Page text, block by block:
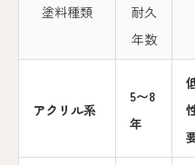
塗料種類
耐久
年数
アクリル系
5〜8
年